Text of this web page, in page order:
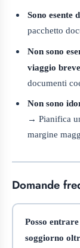
Sono esente
pacchetto
Non sono
viaggio breve
documenti
Non sono
→ Pianifica
margine
Domande
Posso
soggiorno